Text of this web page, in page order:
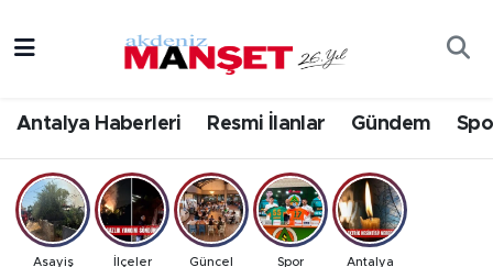
Antalya Haberleri Resmi İlanlar Gündem
Asayiş İlçeler Güncel Spor Antalya
Bilim & Teknoloji
Eğitim
Ekonomi
Antalya Hava Durumu
Antalya Namaz Vakitleri
Antalya Trafik Yoğunluk Haritası